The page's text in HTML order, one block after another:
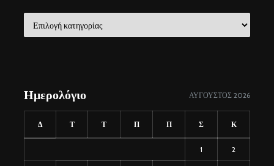
σύνδεσμοι
Ημερολόγιο ΑΎΓΟΥΣΤΟΣ 2026
Δ Τ Τ Π Π Σ Κ
1 2